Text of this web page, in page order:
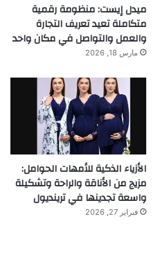
ميدل إيست: منظومة رقمية
متكاملة تعيد تعريف التجارة
والعمل والتواصل في مكان واحد
مارس 18, 2026
الأزياء الذكية للأمهات الحوامل:
مزيج من الأناقة والراحة وتشكيلة
واسعة تجدينها في ترينديول
فبراير 27, 2026